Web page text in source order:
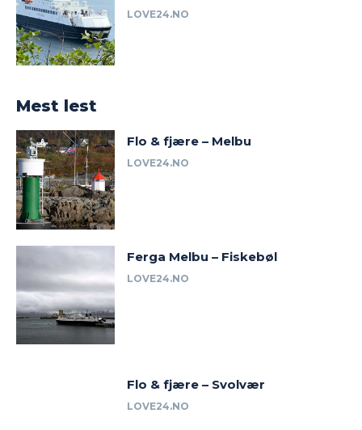
LOVE24.NO
Mest lest
Flo & fjære – Melbu
LOVE24.NO
Ferga Melbu – Fiskebøl
LOVE24.NO
Flo & fjære – Svolvær
LOVE24.NO